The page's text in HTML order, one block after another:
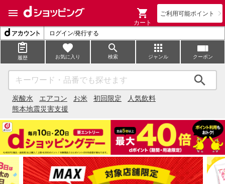
ご利用可能ポイント
カート
ログイン/発行する
履歴 お気に入り 検索 ジャンル クーポン
炭酸水 エアコン お米 初回限定
人気飲料
熊本地震災害支援